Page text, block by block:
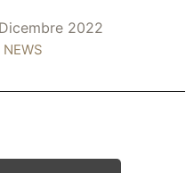
2022
NEWS